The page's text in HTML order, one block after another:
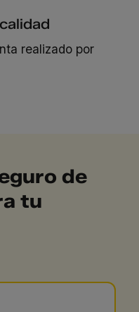
realizado por
de
tu